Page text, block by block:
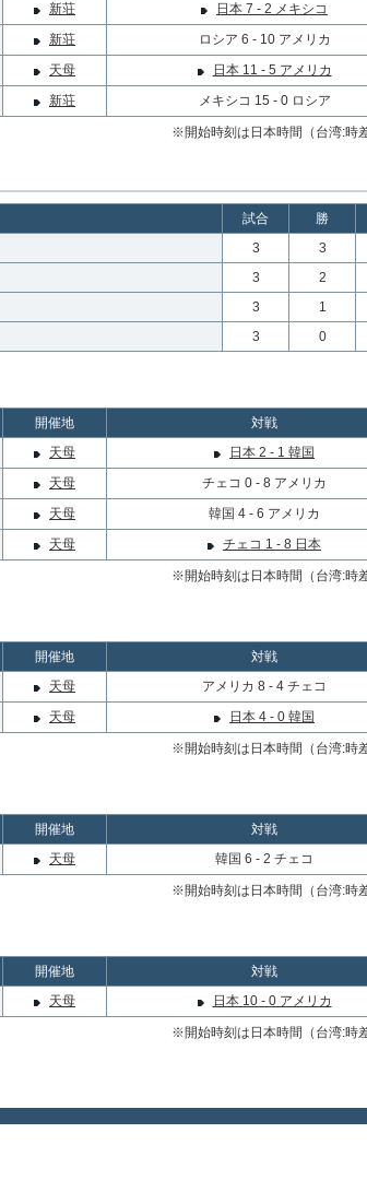
新荘
日本 7 - 2 メキシコ
新荘
ロシア 6 - 10 アメリカ
天母
日本 11 - 5 アメリカ
新荘 メキシコ 15 - 0 ロシア
※開始時刻は日本時間（台湾:時
試合 勝
3 3
3 2
3 1
3 0
開催地
対戦
天母
日本 2 - 1 韓国
天母
チェコ 0 - 8 アメリカ
天母
韓国 4 - 6 アメリカ
天母 チェコ 1 - 8 日本
※開始時刻は日本時間（台湾:時
開催地
対戦
天母
アメリカ 8 - 4 チェコ
天母 日本 4 - 0 韓国
※開始時刻は日本時間（台湾:時
開催地
対戦
天母 韓国 6 - 2 チェコ
※開始時刻は日本時間（台湾:時
開催地
対戦
天母 日本 10 - 0 アメリカ
※開始時刻は日本時間（台湾:時